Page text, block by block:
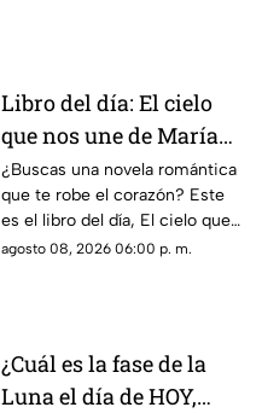
Libro del día: El cielo
que nos une de María
Vaquero
¿Buscas una novela romántica
que te robe el corazón? Este
es el libro del día, El cielo que
nos une, de María Vaquero.
agosto 08, 2026 06:00 p. m.
¿Cuál es la fase de la
Luna el día de HOY,